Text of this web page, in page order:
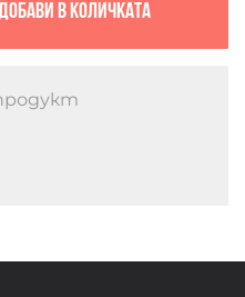
в количката